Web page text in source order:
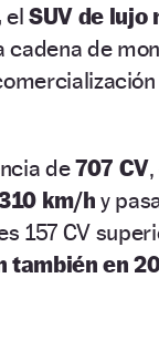
elSUV de lujo
de
de707 CV
km/h y
157 CV
también en